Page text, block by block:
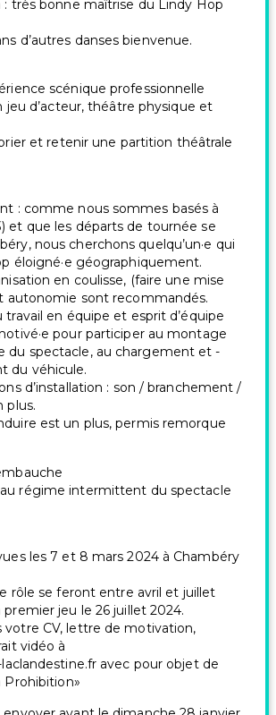
: très bonne maîtrise du Lindy Hop
d’autres danses bienvenue.
scénique professionnelle
jeu d’acteur, théâtre physique et
et retenir une partition théâtrale
: comme nous sommes basés à
et que les départs de tournée se
nous cherchons quelqu’un·e qui
éloigné·e géographiquement.
en coulisse, (faire une mise
autonomie sont recommandés.
travail en équipe et esprit d’équipe
pour participer au montage
du spectacle, au chargement et
du véhicule.
d’installation : son / branchement /
plus.
est un plus, permis remorque
au régime intermittent du spectacle
les 7 et 8 mars 2024 à Chambéry
rôle se feront entre avril et juillet
jeu le 26 juillet 2024.
votre CV, lettre de motivation,
vidéo à
avec pour objet de
Prohibition»